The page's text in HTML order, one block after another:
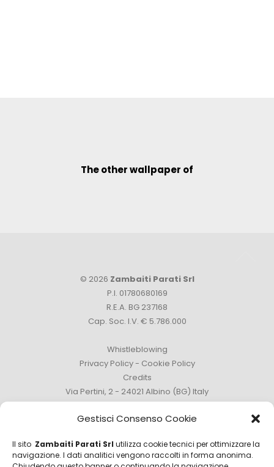
Gestisci Consenso Cookie
Il sito Zambaiti Parati Srl utilizza cookie tecnici per ottimizzare la
navigazione. I dati analitici vengono raccolti in forma anonima.
The other wallpaper of
© 2026 Zambaiti Parati Srl
P.I. 01780680169
R.E.A. BG 237168
Cap. Soc. I.V. € 5.786.000
Whistleblowing
Privacy Policy- Cookie Policy
Credits
Via Pertini, 2 - 24021 Albino (BG) Italy